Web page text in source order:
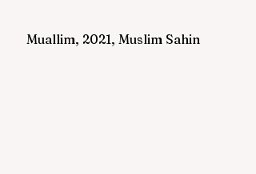
Muallim, 2021, Muslim Sahin